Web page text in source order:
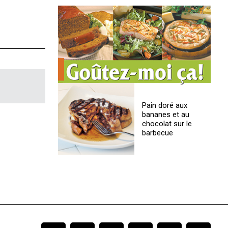
Pain doré aux
bananes et au
chocolat sur le
barbecue